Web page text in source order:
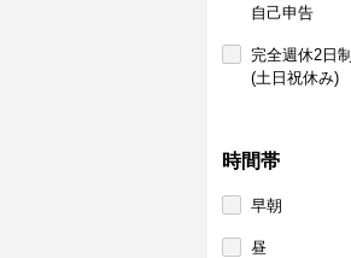
自己申告
完全週休2日制
(土日祝休み)
時間帯
早朝
昼